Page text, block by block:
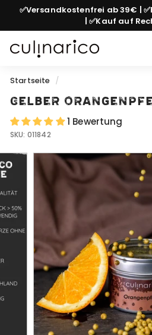
Direkt
Inhalt
✅Versandkostenfrei ab 39€ |
| ✅Kauf auf
c
l
i
n
a
i
o
Startseite /
Gelber
1 Bewertung
SKU: 011842